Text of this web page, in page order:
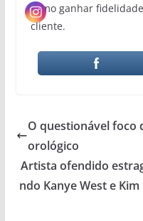
como ganhar
cliente.
O questionável foco
orológico
Artista ofendido
ndo Kanye West e